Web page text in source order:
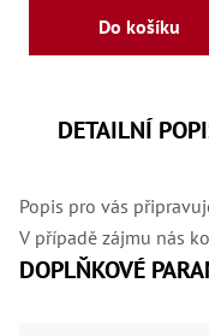
Do košíku
DETAILNÍ
Popis pro vás
V případě zájmu nás
DOPLŇKOVÉ